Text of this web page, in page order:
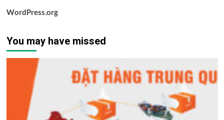
WordPress.org
You may have missed